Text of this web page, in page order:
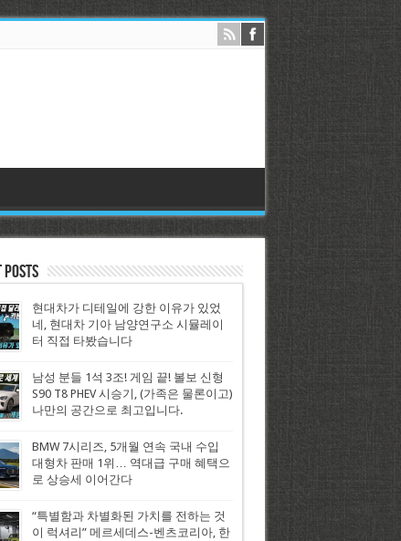
Posts
현대차가 디테일에 강한 이유가 있었
네, 현대차 기아 남양연구소 시뮬레이
터 직접 타봤습니다
남성 분들 1석 3조! 게임 끝! 볼보 신형
S90 T8 PHEV 시승기, (가족은 물론이고)
나만의 공간으로 최고입니다.
BMW 7시리즈, 5개월 연속 국내 수입
대형차 판매 1위… 역대급 구매 혜택으
로 상승세 이어간다
“특별함과 차별화된 가치를 전하는 것
이 럭셔리” 메르세데스-벤츠코리아, 한